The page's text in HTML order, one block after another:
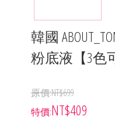
韓國
粉底液【3色
NT$699
NT$409